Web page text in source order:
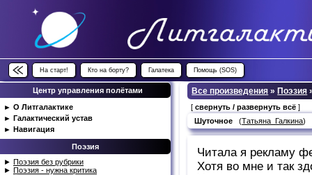
На старт! Кто на борту? Галатека Помощь (SOS)
Центр управления полётами
► О Литгалактике
► Галактический устав
► Навигация
Поэзия
► Поэзия без рубрики
► Поэзия - нужна критика
Все произведения » Поэзия
[свернуть / развернуть всё ]
Шуточное (Татьяна_Галкина)
Читала я рекламу
Хотя во мне и так